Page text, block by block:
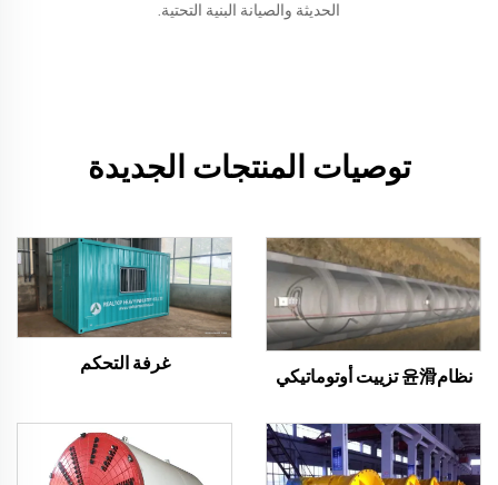
الحديثة والصيانة البنية التحتية.
توصيات المنتجات الجديدة
نظام윤滑 تزييت أوتوماتيكي
غرفة التحكم